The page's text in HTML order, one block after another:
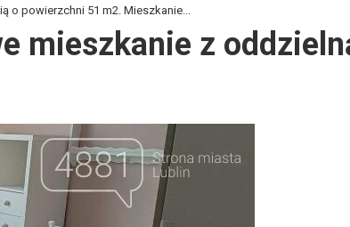
o powierzchni 51 m2. Mieszkanie...
mieszkanie z